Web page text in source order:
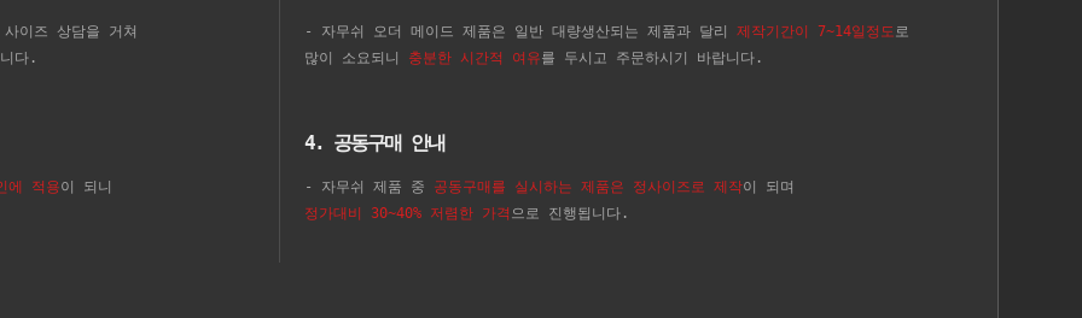
이즈 상담을 거쳐
다.
에 적용이 되니
- 자무쉬 오더 메이드 제품은 일반 대량생산되는 제품과 달리 제작기간이 7~14일정도로
많이 소요되니 충분한 시간적 여유를 두시고 주문하시기 바랍니다.
4. 공동구매 안내
- 자무쉬 제품 중 공동구매를 실시하는 제품은 정사이즈로 제작이 되며
정가대비 30~40% 저렴한 가격 으로 진행됩니다.